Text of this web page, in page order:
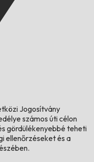
Jogosítvány
számos úti célon
gördülékenyebbé teheti
ellenőrzéseket és a